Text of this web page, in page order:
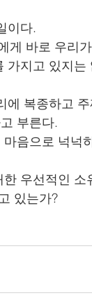
이다.
게 바로 우리
지고 있지는
에 복종하고
부른다.
음으로 넉넉
우선적인 소
있는가?